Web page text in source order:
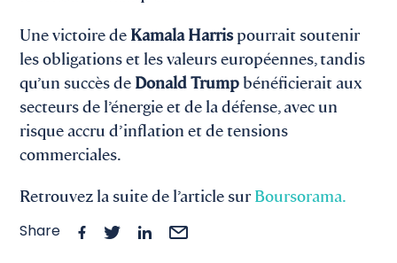
Une victoire de Kamala Harrispourrait soutenir
les obligations et les valeurs européennes, tandis
qu’un succès de Donald Trumpbénéficierait aux
secteurs de l’énergie et de la défense, avec un
risque accru d’inflation et de tensions
commerciales.
Retrouvez la suite de l’article sur Boursorama.
Share